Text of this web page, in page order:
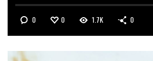
0 0 1.7K 0